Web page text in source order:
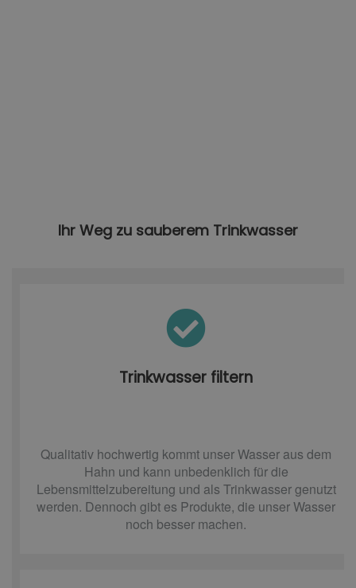
Ihr Weg zu sauberem Trinkwasser
Trinkwasser filtern
Qualitativ hochwertig kommt unser Wasser aus dem
Hahn und kann unbedenklich für die
Lebensmittelzubereitung und als Trinkwasser genutzt
werden. Dennoch gibt es Produkte, die unser Wasser
noch besser machen.